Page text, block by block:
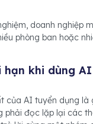
doanh nghiệp
phòng ban hoặc
hạn khi dùng
của AI tuyển dụng
phải đọc lặp lại các